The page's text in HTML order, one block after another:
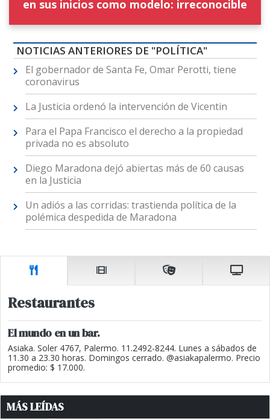
en sus inicios como modelo: irreconocible
NOTICIAS ANTERIORES DE "POLÍTICA"
El gobernador de Santa Fe, Omar Perotti, tiene
coronavirus
La Justicia ordenó la intervención de Vicentin
Para el Papa Francisco el derecho a la propiedad
privada no es absoluto
Diego Maradona dejó abiertas más de 60 causas
en la Justicia
Un adiós a las corridas: trastienda política de la
polémica despedida de Maradona
Restaurantes
El mundo en un bar.
Asiaka. Soler 4767, Palermo. 11.2492-8244. Lunes a sábados de
11.30 a 23.30 horas. Domingos cerrado. @asiakapalermo. Precio
promedio: $ 17.000.
MÁS LEÍDAS